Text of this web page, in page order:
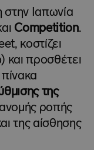
στην Ιαπωνία
Competition.
κοστίζει
και προσθέτει
της
ροπής
της αίσθησης